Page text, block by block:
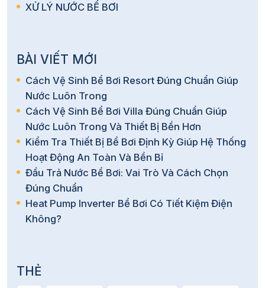
Điện áp: 12V hoặc 24V
Tiết kiệm điện (giảm 70–80%)
Tuổi thọ cao (30.000 – 50.000 giờ)
Hoạt động ổn định, ít lỗi
Đèn LED RGB đổi màu
Đèn có thể thay đổi màu sắc theo chương trình.
Tính năng:
Chuyển màu tự động
Đồng bộ nhiều đèn
Ứng dụng:
XỬ LÝ NƯỚC BỂ BƠI
BÀI VIẾT MỚI
Cách Vệ Sinh Bể Bơi Resort Đúng Chuẩn Giúp
Nước Luôn Trong
Cách Vệ Sinh Bể Bơi Villa Đúng Chuẩn Giúp
Nước Luôn Trong Và Thiết Bị Bền Hơn
Kiểm Tra Thiết Bị Bể Bơi Định Kỳ Giúp Hệ Thống
Hoạt Động An Toàn Và Bền Bỉ
Đầu Trả Nước Bể Bơi: Vai Trò Và Cách Chọn
Đúng Chuẩn
Heat Pump Inverter Bể Bơi Có Tiết Kiệm Điện
Không?
THẺ